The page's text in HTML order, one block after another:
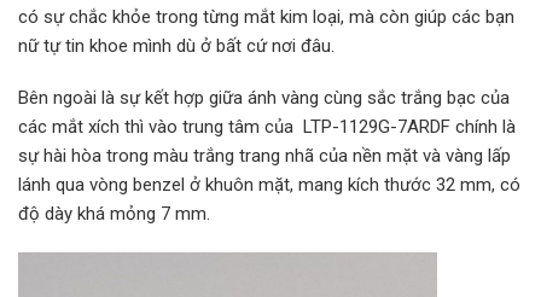
có sự chắc khỏe trong từng mắt kim loại, mà còn giúp các bạn
nữ tự tin khoe mình dù ở bất cứ nơi đâu.
Bên ngoài là sự kết hợp giữa ánh vàng cùng sắc trắng bạc của
các mắt xích thì vào trung tâm của LTP-1129G-7ARDF chính là
sự hài hòa trong màu trắng trang nhã của nền mặt và vàng lấp
lánh qua vòng benzel ở khuôn mặt, mang kích thước 32 mm, có
độ dày khá mỏng 7 mm.